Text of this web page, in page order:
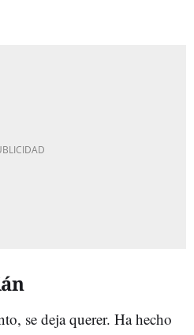
se deja querer. Ha hecho